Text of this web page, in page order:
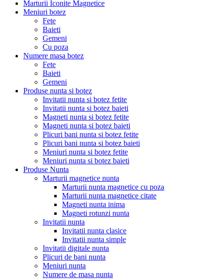
Marturii Iconite Magnetice
Meniuri botez
Fete
Baieti
Gemeni
Cu poza
Numere masa botez
Fete
Baieti
Gemeni
Produse nunta si botez
Invitatii nunta si botez fetite
Invitatii nunta si botez baieti
Magneti nunta si botez fetite
Magneti nunta si botez baieti
Plicuri bani nunta si botez fetite
Plicuri bani nunta si botez baieti
Meniuri nunta si botez fetite
Meniuri nunta si botez baieti
Produse Nunta
Marturii magnetice nunta
Marturii nunta magnetice cu poza
Marturii nunta magnetice citate
Magneti nunta inima
Magneti rotunzi nunta
Invitatii nunta
Invitatii nunta clasice
Invitatii nunta simple
Invitatii digitale nunta
Plicuri de bani nunta
Meniuri nunta
Numere de masa nunta